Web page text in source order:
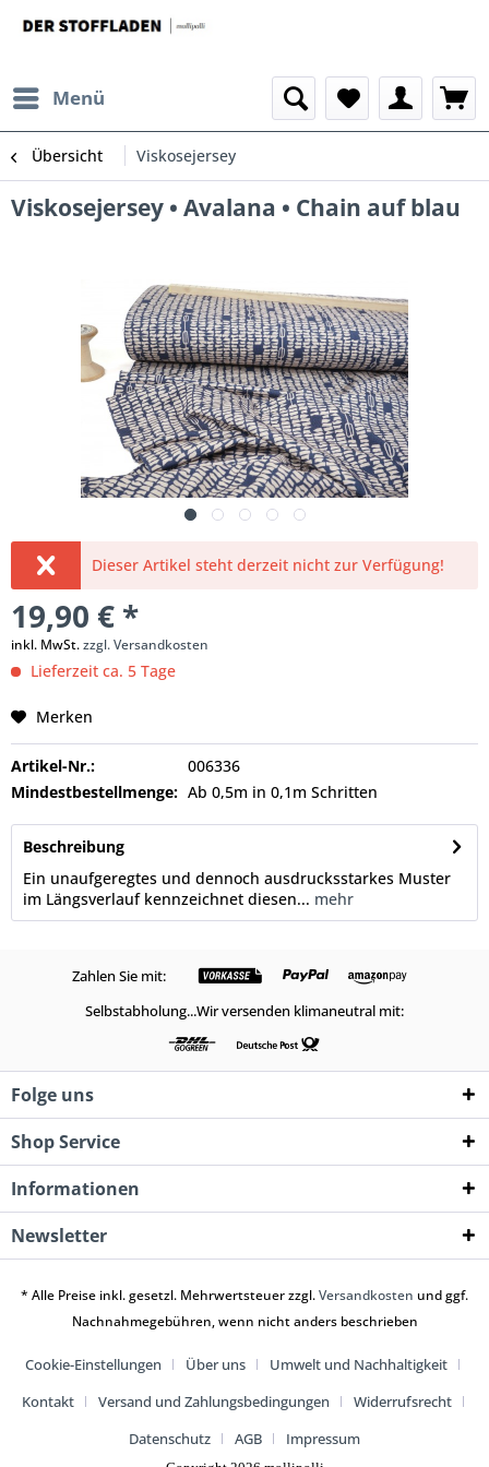
Menü
Übersicht Viskosejersey
Viskosejersey • Avalana • Chain auf blau
Dieser Artikel steht derzeit nicht zur Verfügung!
19,90 € *
inkl. MwSt.zzgl. Versandkosten
Lieferzeit ca. 5 Tage
Merken
Artikel-Nr.:
006336
Mindestbestellmenge: Ab 0,5m in 0,1m Schritten
Beschreibung
Ein unaufgeregtes und dennoch ausdrucksstarkes Muster
im Längsverlauf kennzeichnet diesen... mehr
Zahlen Sie mit:
Selbstabholung...Wir versenden klimaneutral mit:
Folge uns
Shop Service
Informationen
Newsletter
* Alle Preise inkl. gesetzl. Mehrwertsteuer zzgl.Versandkosten und ggf.
Nachnahmegebühren, wenn nicht anders beschrieben
Cookie-Einstellungen Über uns
Umwelt und Nachhaltigkeit
Kontakt
Versand und Zahlungsbedingungen
Widerrufsrecht
Datenschutz
AGB Impressum